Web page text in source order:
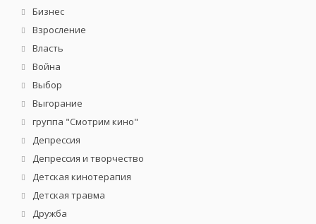
Бизнес
Взросление
Власть
Война
Выбор
Выгорание
группа "Смотрим кино"
Депрессия
Депрессия и творчество
Детская кинотерапия
Детская травма
Дружба